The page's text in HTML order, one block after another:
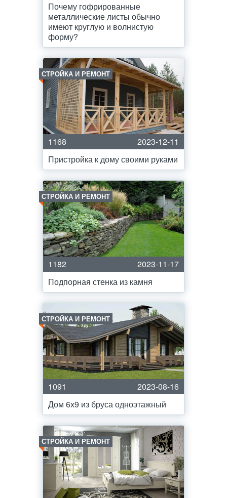
Почему гофрированные
металлические листы обычно
имеют круглую и волнистую
форму?
СТРОЙКА И РЕМОНТ
1168
2023-12-11
Пристройка к дому своими руками
СТРОЙКА И РЕМОНТ
1182
2023-11-17
Подпорная стенка из камня
СТРОЙКА И РЕМОНТ
1091
2023-08-16
Дом 6х9 из бруса одноэтажный
СТРОЙКА И РЕМОНТ